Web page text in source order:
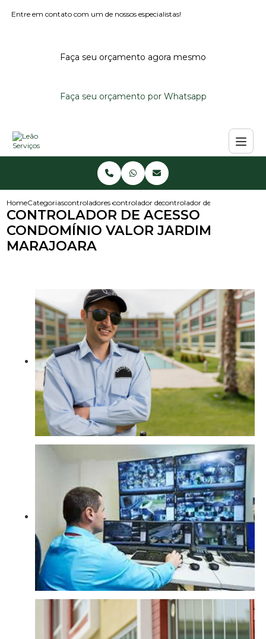
Entre em contato com um de nossos especialistas!
Faça seu orçamento agora mesmo
Faça seu orçamento por Whatsapp
HomeCategoriascontroladores de acessocontrolador de acesso condominio
controlador de acesso
CONTROLADOR DE ACESSO
CONDOMÍNIO VALOR JARDIM
MARAJOARA